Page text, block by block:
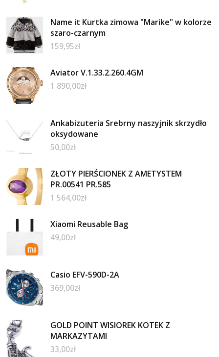
Name it Kurtka zimowa "Marike" w kolorze
szaro-czarnym
159,95zł
Aviator V.1.33.2.260.4GM
1 890,00zł
Ankabizuteria Srebrny naszyjnik skrzydło
oksydowane
50,00zł
ZŁOTY PIERŚCIONEK Z AMETYSTEM
PR.00541 PR.585
1 564,00zł
Xiaomi Reusable Bag
49,00zł
Casio EFV-590D-2A
369,00zł
GOLD POINT WISIOREK KOTEK Z
MARKAZYTAMI
33,00zł